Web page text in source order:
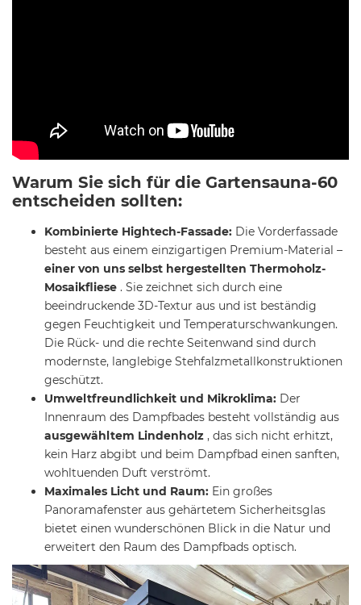
Warum Sie sich für die Gartensauna-60
entscheiden sollten:
Kombinierte Hightech-Fassade: Die Vorderfassade
besteht aus einem einzigartigen Premium-Material –
einer von uns selbst hergestellten Thermoholz-
Mosaikfliese . Sie zeichnet sich durch eine
beeindruckende 3D-Textur aus und ist beständig
gegen Feuchtigkeit und Temperaturschwankungen.
Die Rück- und die rechte Seitenwand sind durch
modernste, langlebige Stehfalzmetallkonstruktionen
geschützt.
Umweltfreundlichkeit und Mikroklima: Der
Innenraum des Dampfbades besteht vollständig aus
ausgewähltem Lindenholz , das sich nicht erhitzt,
kein Harz abgibt und beim Dampfbad einen sanften,
wohltuenden Duft verströmt.
Maximales Licht und Raum: Ein großes
Panoramafenster aus gehärtetem Sicherheitsglas
bietet einen wunderschönen Blick in die Natur und
erweitert den Raum des Dampfbads optisch.